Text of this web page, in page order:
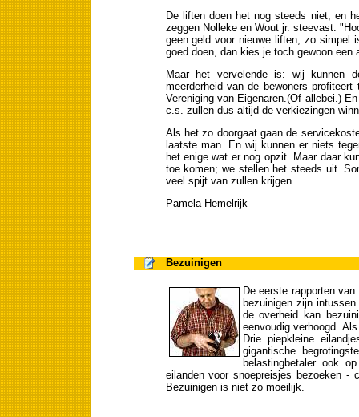
De liften doen het nog steeds niet, en
zeggen Nolleke en Wout jr. steevast:
geen geld voor nieuwe liften, zo
goed doen, dan kies je toch gewoon een
Maar het vervelende is: wij kunnen
meerderheid van de bewoners
Vereniging van Eigenaren.(Of allebei.)
c.s. zullen dus altijd de verkiezingen
Als het zo doorgaat gaan de
laatste man. En wij kunnen er niets
het enige wat er nog opzit. Maar daar
toe komen; we stellen het steeds uit.
veel spijt van zullen krijgen.
Pamela Hemelrijk
Bezuinigen
De eerste rapporten
bezuinigen zijn
de overheid kan
eenvoudig verhoogd.
Drie piepkleine
gigantische
belastingbetaler ook
eilanden voor snoepreisjes bezoeken
Bezuinigen is niet zo moeilijk.